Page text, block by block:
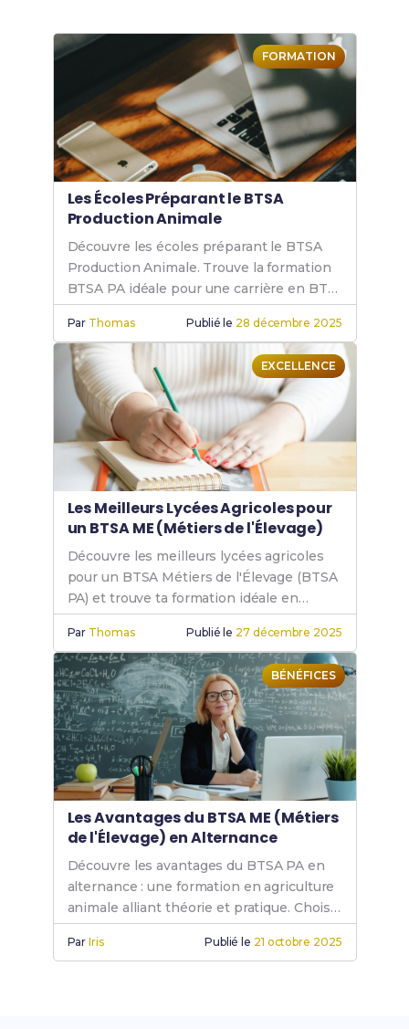
FORMATION
Les Écoles Préparant le BTSA
Production Animale
Découvre les écoles préparant le BTSA
Production Animale. Trouve la formation
BTSA PA idéale pour une carrière en BTS
PA, BTS animalier et BTS agricole
production animale.
Par Thomas Publié le 28 décembre 2025
EXCELLENCE
Les Meilleurs Lycées Agricoles pour
un BTSA ME (Métiers de l'Élevage)
Découvre les meilleurs lycées agricoles
pour un BTSA Métiers de l'Élevage (BTSA
PA) et trouve ta formation idéale en
production animale, que ce soit en
présentiel ou par correspondance.
Par Thomas Publié le 27 décembre 2025
BÉNÉFICES
Les Avantages du BTSA ME (Métiers
de l'Élevage) en Alternance
Découvre les avantages du BTSA PA en
alternance : une formation en agriculture
animale alliant théorie et pratique. Choisis
le BTS PA pour une carrière réussie en
élevage.
ParIris Publié le 21 octobre 2025